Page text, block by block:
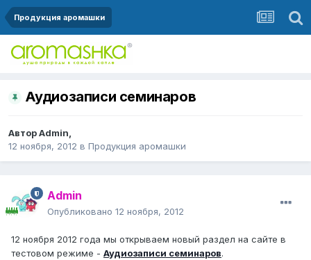
Продукция аромашки
Аудиозаписи семинаров
АвторAdmin,
12 ноября, 2012 в Продукция аромашки
Admin
Опубликовано 12 ноября, 2012
12 ноября 2012 года мы открываем новый раздел на сайте в
тестовом режиме - Аудиозаписи семинаров.